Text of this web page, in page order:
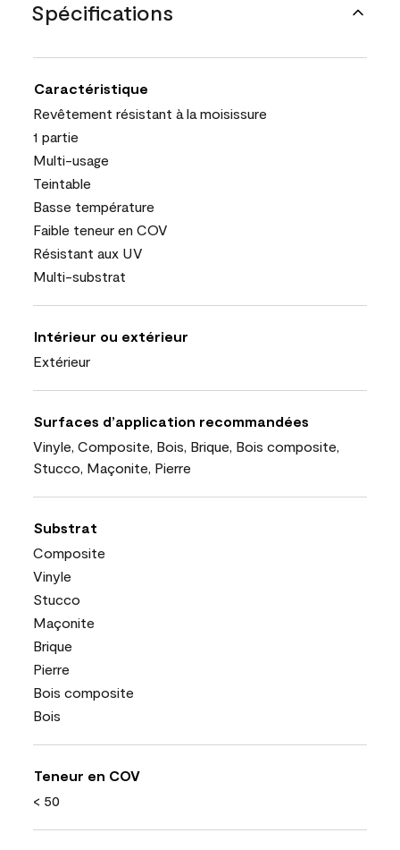
Spécifications
Caractéristique
Revêtement résistant à la moisissure
1 partie
Multi-usage
Teintable
Basse température
Faible teneur en COV
Résistant aux UV
Multi-substrat
Intérieur ou extérieur
Extérieur
Surfaces d’application recommandées
Vinyle, Composite, Bois, Brique, Bois composite,
Stucco, Maçonite, Pierre
Substrat
Composite
Vinyle
Stucco
Maçonite
Brique
Pierre
Bois composite
Bois
Teneur en COV
< 50